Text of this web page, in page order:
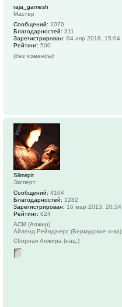
raja_gamesh
Мастер
Сообщений: 1070
Благодарностей: 311
Зарегистрирован: 04 апр 2018, 15:04
Рейтинг: 500
(без команды)
Slimspit
Эксперт
Сообщений: 4104
Благодарностей: 1282
Зарегистрирован: 16 мар 2013, 20:34
Рейтинг: 624
АСМ (Алжир)
Айленд Рейнджерс (Бермудские о-ва)
Сборная Алжира (нац.)